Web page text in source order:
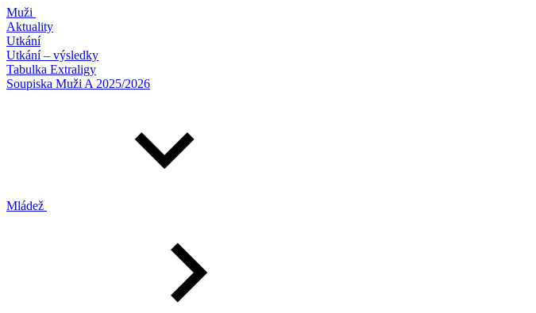
Muži
Aktuality
Utkání
Utkání – výsledky
Tabulka Extraligy
Soupiska Muži A 2025/2026
Mládež